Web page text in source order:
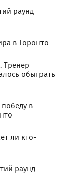
раунд
в Торонто
Тренер
обыграть
в
ли кто-
раунд